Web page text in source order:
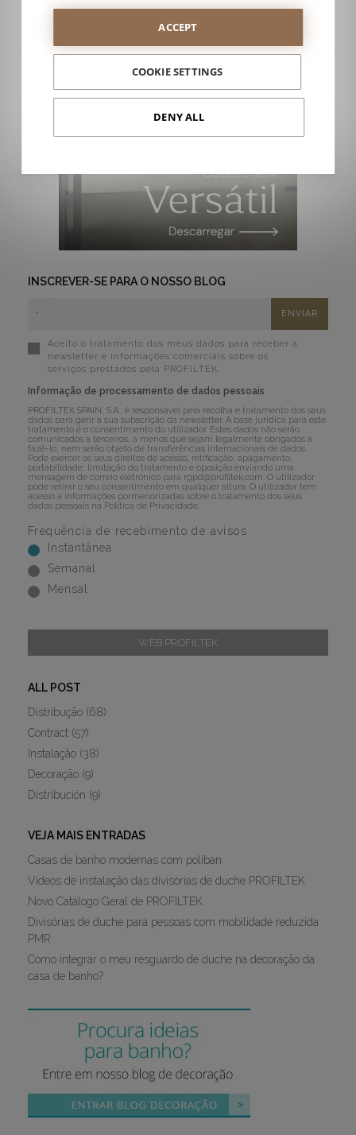
INSCREVER-SE PARA O NOSSO BLOG
Aceito o tratamento dos meus dados para receber a
newsletter e informações comerciais sobre os
serviços prestados pela PROFILTEK.
Informação de processamento de dados pessoais
PROFILTEK SPAIN, S.A., é responsável pela recolha e tratamento dos seus
dados para gerir a sua subscrição da newsletter. A base jurídica para este
tratamento é o consentimento do utilizador. Estes dados não serão
comunicados a terceiros, a menos que sejam legalmente obrigados a
fazê-lo, nem serão objeto de transferências internacionais de dados.
Pode exercer os seus direitos de acesso, retificação, apagamento,
portabilidade, limitação do tratamento e oposição enviando uma
mensagem de correio eletrónico para rgpd@profiltek.com . O utilizador
pode retirar o seu consentimento em qualquer altura. O utilizador tem
acesso a informações pormenorizadas sobre o tratamento dos seus
dados pessoais na Política de Privacidade
Frequência de recebimento de avisos
Instantânea
Semanal
Mensal
WEB PROFILTEK
ALL POST
Distribução (68)
Contract (57)
Instalação (38)
Decoração (9)
Distribución (9)
VEJA MAIS ENTRADAS
Casas de banho modernas com poliban
Vídeos de instalação das divisórias de duche PROFILTEK
Novo Catálogo Geral de PROFILTEK
Divisórias de duche para pessoas com mobilidade reduzida
PMR
Como integrar o meu resguardo de duche na decoração da
casa de banho?
ACCEPT
COOKIE SETTINGS
DENY ALL